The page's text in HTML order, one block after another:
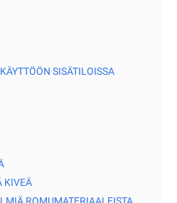
SISÄTILOISSA
KIVEÄ
ROMUMATERIAALEISTA